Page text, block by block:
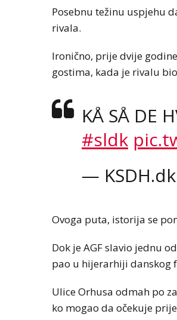
Posebnu težinu uspjehu
rivala.
Ironično, prije dvije
gostima, kada je rivalu
KÅ SÅ DE
#sldk
— KSDH.dk
Ovoga puta, istorija se
Dok je AGF slavio jednu
pao u hijerarhiji danskog
Ulice Orhusa odmah po
ko mogao da očekuje